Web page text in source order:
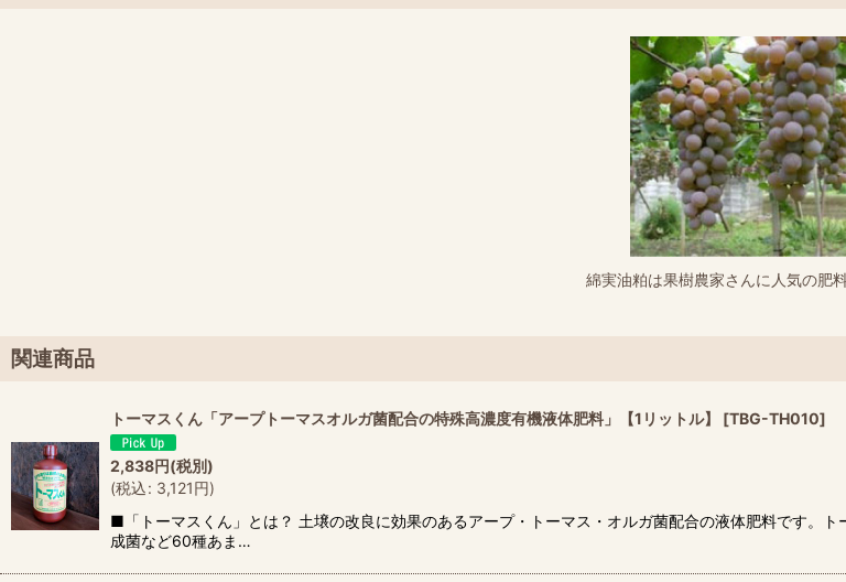
綿実油粕は果樹農家さんに人気の肥料
関連商品
トーマスくん「アープトーマスオルガ菌配合の特殊高濃度有機液体肥料」【1リットル】 [TBG-TH010]
2,838円(税別)
(税込: 3,121円)
■「トーマスくん」とは？ 土壌の改良に効果のあるアープ・トーマス・オルガ菌配合の液体肥料です。
成菌など60種あま…